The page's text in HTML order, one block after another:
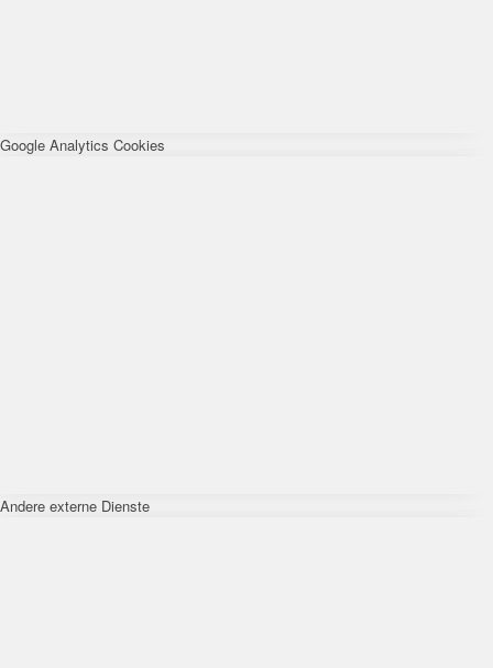
Google Analytics Cookies
Andere externe Dienste